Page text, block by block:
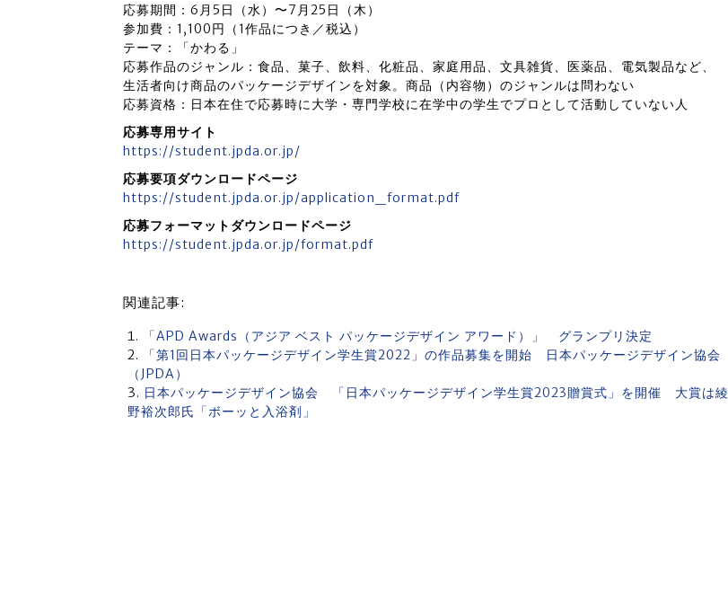
応募期間：6月5日（水）〜7月25日（木）
参加費：1,100円（1作品につき／税込）
テーマ：「かわる」
応募作品のジャンル：食品、菓子、飲料、化粧品、家庭用品、文具雑貨、医薬品、電気製品など、
生活者向け商品のパッケージデザインを対象。商品（内容物）のジャンルは問わない
応募資格：日本在住で応募時に大学・専門学校に在学中の学生でプロとして活動していない人
応募専用サイト
https://student.jpda.or.jp/
応募要項ダウンロードページ
https://student.jpda.or.jp/application_format.pdf
応募フォーマットダウンロードページ
https://student.jpda.or.jp/format.pdf
関連記事:
「APD Awards（アジア ベスト パッケージデザイン アワード）」 グランプリ決定
「第1回日本パッケージデザイン学生賞2022」の作品募集を開始 日本パッケージデザイン協会
（JPDA）
日本パッケージデザイン協会 「日本パッケージデザイン学生賞2023贈賞式」を開催 大賞は綾
野裕次郎氏「ボーッと⼊浴剤」